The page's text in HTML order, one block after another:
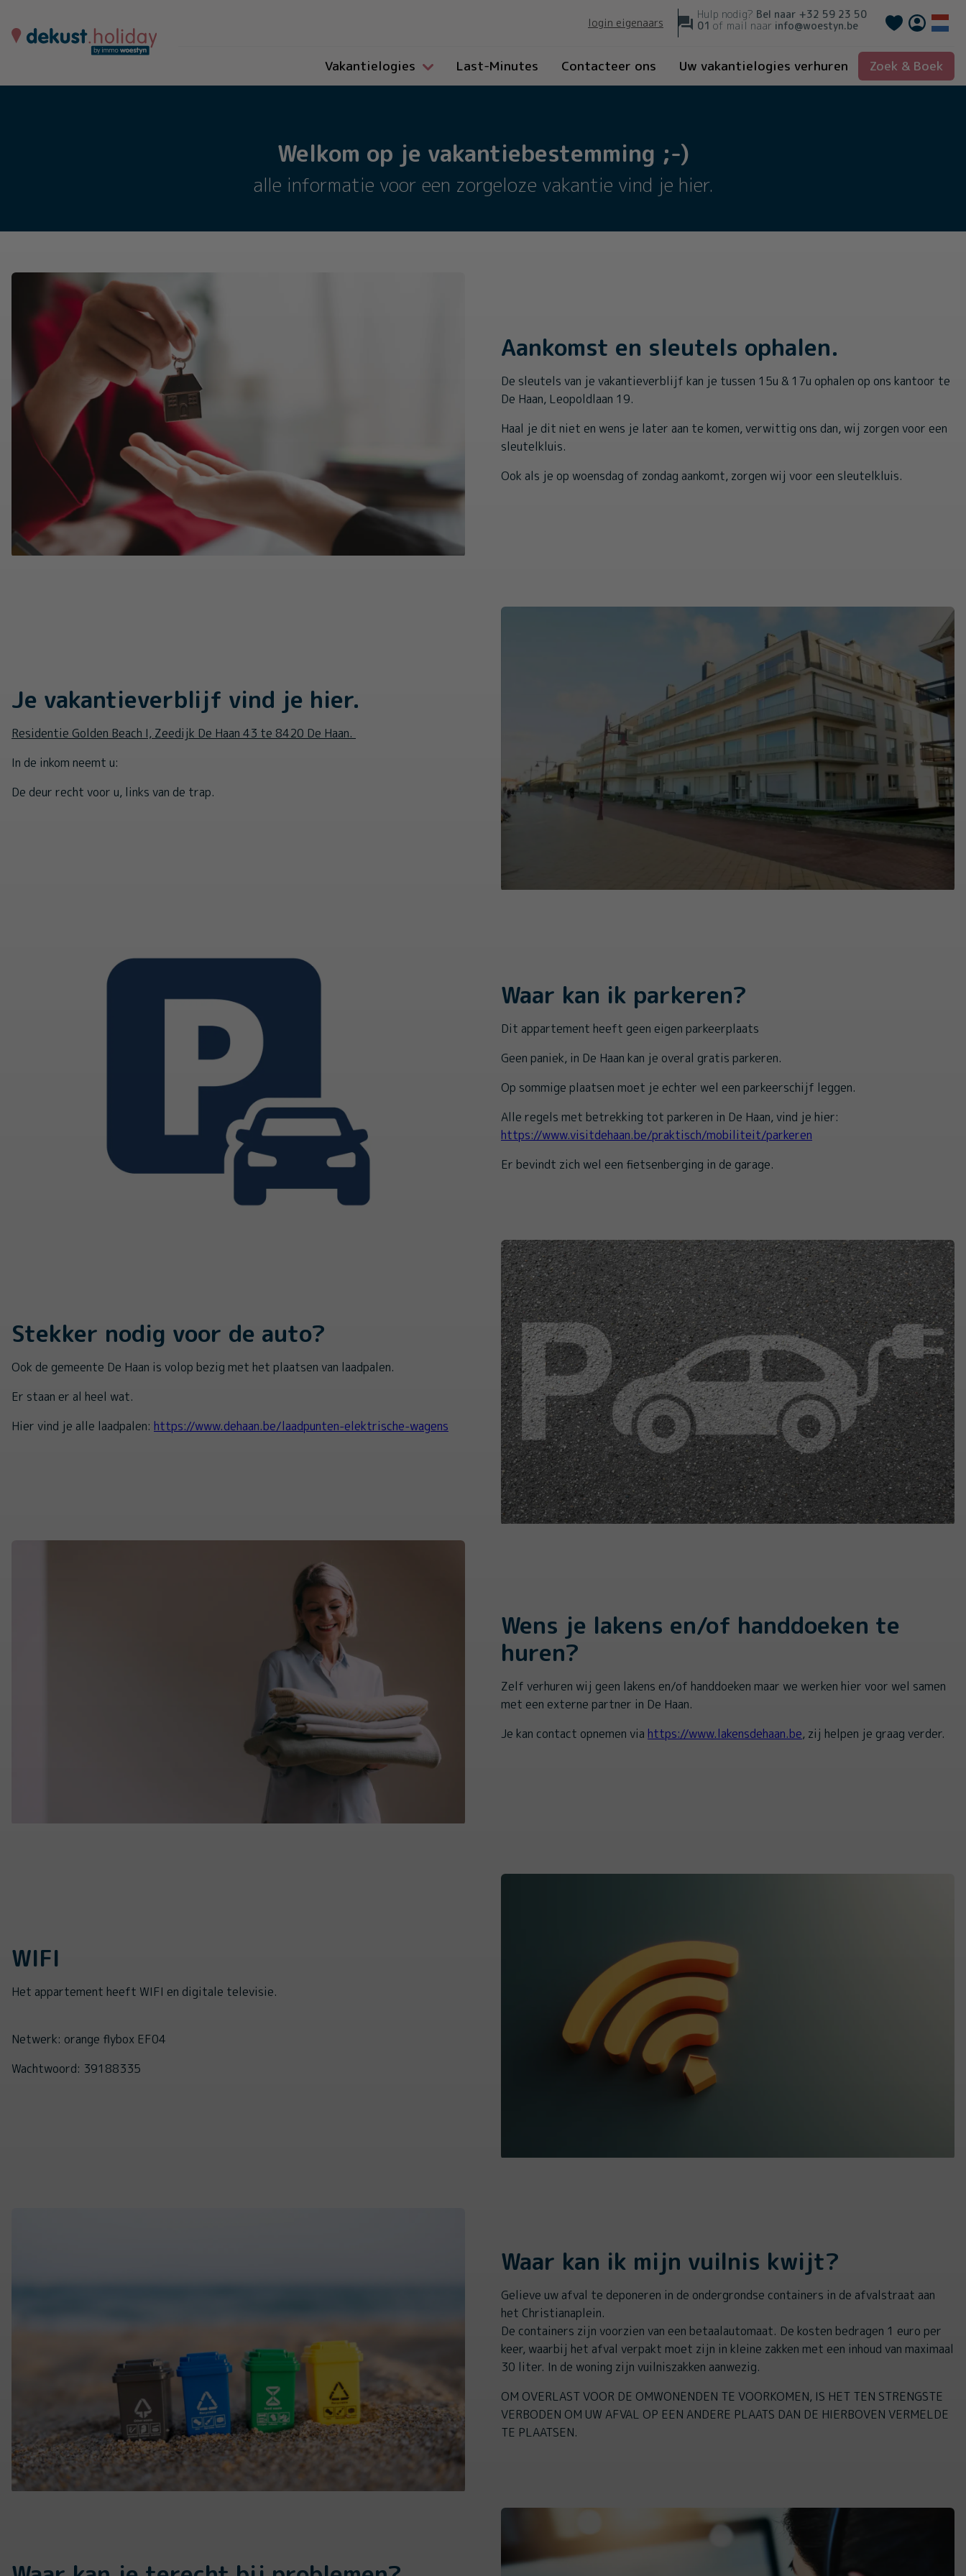
login eigenaars
Hulp nodig? Bel naar +32 59 23 50
01 of mail naar info@woestyn.be
Français
Vakantielogies Last-Minutes Contacteer ons Uw vakantielogies verhuren Zoek & Boek
Welkom op je vakantiebestemming ;-)
alle informatie voor een zorgeloze vakantie vind je hier.
Aankomst en sleutels ophalen.
De sleutels van je vakantieverblijf kan je tussen 15u & 17u ophalen op ons kantoor te
De Haan, Leopoldlaan 19.
Haal je dit niet en wens je later aan te komen, verwittig ons dan, wij zorgen voor een
sleutelkluis.
Ook als je op woensdag of zondag aankomt, zorgen wij voor een sleutelkluis.
Je vakantieverblijf vind je hier.
Residentie Golden Beach I, Zeedijk De Haan 43 te 8420 De Haan.
In de inkom neemt u:
De deur recht voor u, links van de trap.
Waar kan ik parkeren?
Dit appartement heeft geen eigen parkeerplaats
Geen paniek, in De Haan kan je overal gratis parkeren.
Op sommige plaatsen moet je echter wel een parkeerschijf leggen.
Alle regels met betrekking tot parkeren in De Haan, vind je hier:
https://www.visitdehaan.be/praktisch/mobiliteit/parkeren
Er bevindt zich wel een fietsenberging in de garage.
Stekker nodig voor de auto?
Ook de gemeente De Haan is volop bezig met het plaatsen van laadpalen.
Er staan er al heel wat.
Hier vind je alle laadpalen: https://www.dehaan.be/laadpunten-elektrische-wagens
Wens je lakens en/of handdoeken te
huren?
Zelf verhuren wij geen lakens en/of handdoeken maar we werken hier voor wel samen
met een externe partner in De Haan.
Je kan contact opnemen via https://www.lakensdehaan.be, zij helpen je graag verder.
WIFI
Het appartement heeft WIFI en digitale televisie.
Netwerk: orange flybox EF04
Wachtwoord: 39188335
Waar kan ik mijn vuilnis kwijt?
Gelieve uw afval te deponeren in de ondergrondse containers in de afvalstraat aan
het Christianaplein.
De containers zijn voorzien van een betaalautomaat. De kosten bedragen 1 euro per
keer, waarbij het afval verpakt moet zijn in kleine zakken met een inhoud van maximaal
30 liter. In de woning zijn vuilniszakken aanwezig.
OM OVERLAST VOOR DE OMWONENDEN TE VOORKOMEN, IS HET TEN STRENGSTE
VERBODEN OM UW AFVAL OP EEN ANDERE PLAATS DAN DE HIERBOVEN VERMELDE
TE PLAATSEN.